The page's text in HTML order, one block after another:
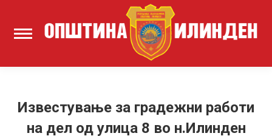
Известување за градежни работи
на дел од улица 8 во н.Илинден